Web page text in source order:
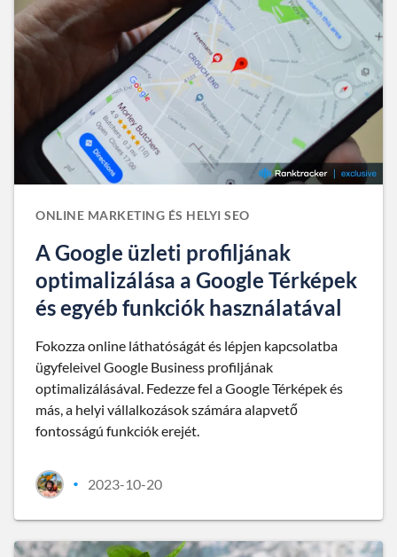
ONLINE MARKETING ÉS HELYI SEO
A Google üzleti profiljának
optimalizálása a Google Térképek
és egyéb funkciók használatával
Fokozza online láthatóságát és lépjen kapcsolatba
ügyfeleivel Google Business profiljának
optimalizálásával. Fedezze fel a Google Térképek és
más, a helyi vállalkozások számára alapvető
fontosságú funkciók erejét.
• 2023-10-20